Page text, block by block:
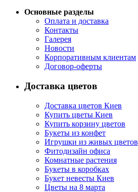
Основные разделы
Оплата и доставка
Контакты
Галерея
Новости
Корпоративным клиентам
Договор-оферты
Доставка цветов
Доставка цветов Киев
Купить цветы Киев
Купить корзину цветов
Букеты из конфет
Игрушки из живых цветов
Фитодизайн офиса
Комнатные растения
Букеты в коробках
Букет невесты Киев
Цветы на 8 марта